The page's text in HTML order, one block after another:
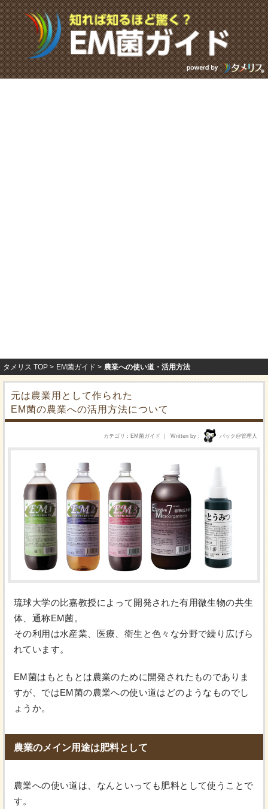
タメリス TOP EM菌ガイド 農業への使い道・活用方法
元は農業用として作られた
EM菌の農業への活用方法について
Written by パック@管理人
カテゴリ EM菌ガイド
琉球大学の比嘉教授によって開発された有用微生物の共生
体、通称EM菌。
その利用は水産業、医療、衛生と色々な分野で繰り広げら
れています。
EM菌はもともとは農業のために開発されたものでありま
すが、ではEM菌の農業への使い道はどのようなものでし
ょうか。
農業のメイン用途は肥料として
農業への使い道は、なんといっても肥料として使うことで
す。